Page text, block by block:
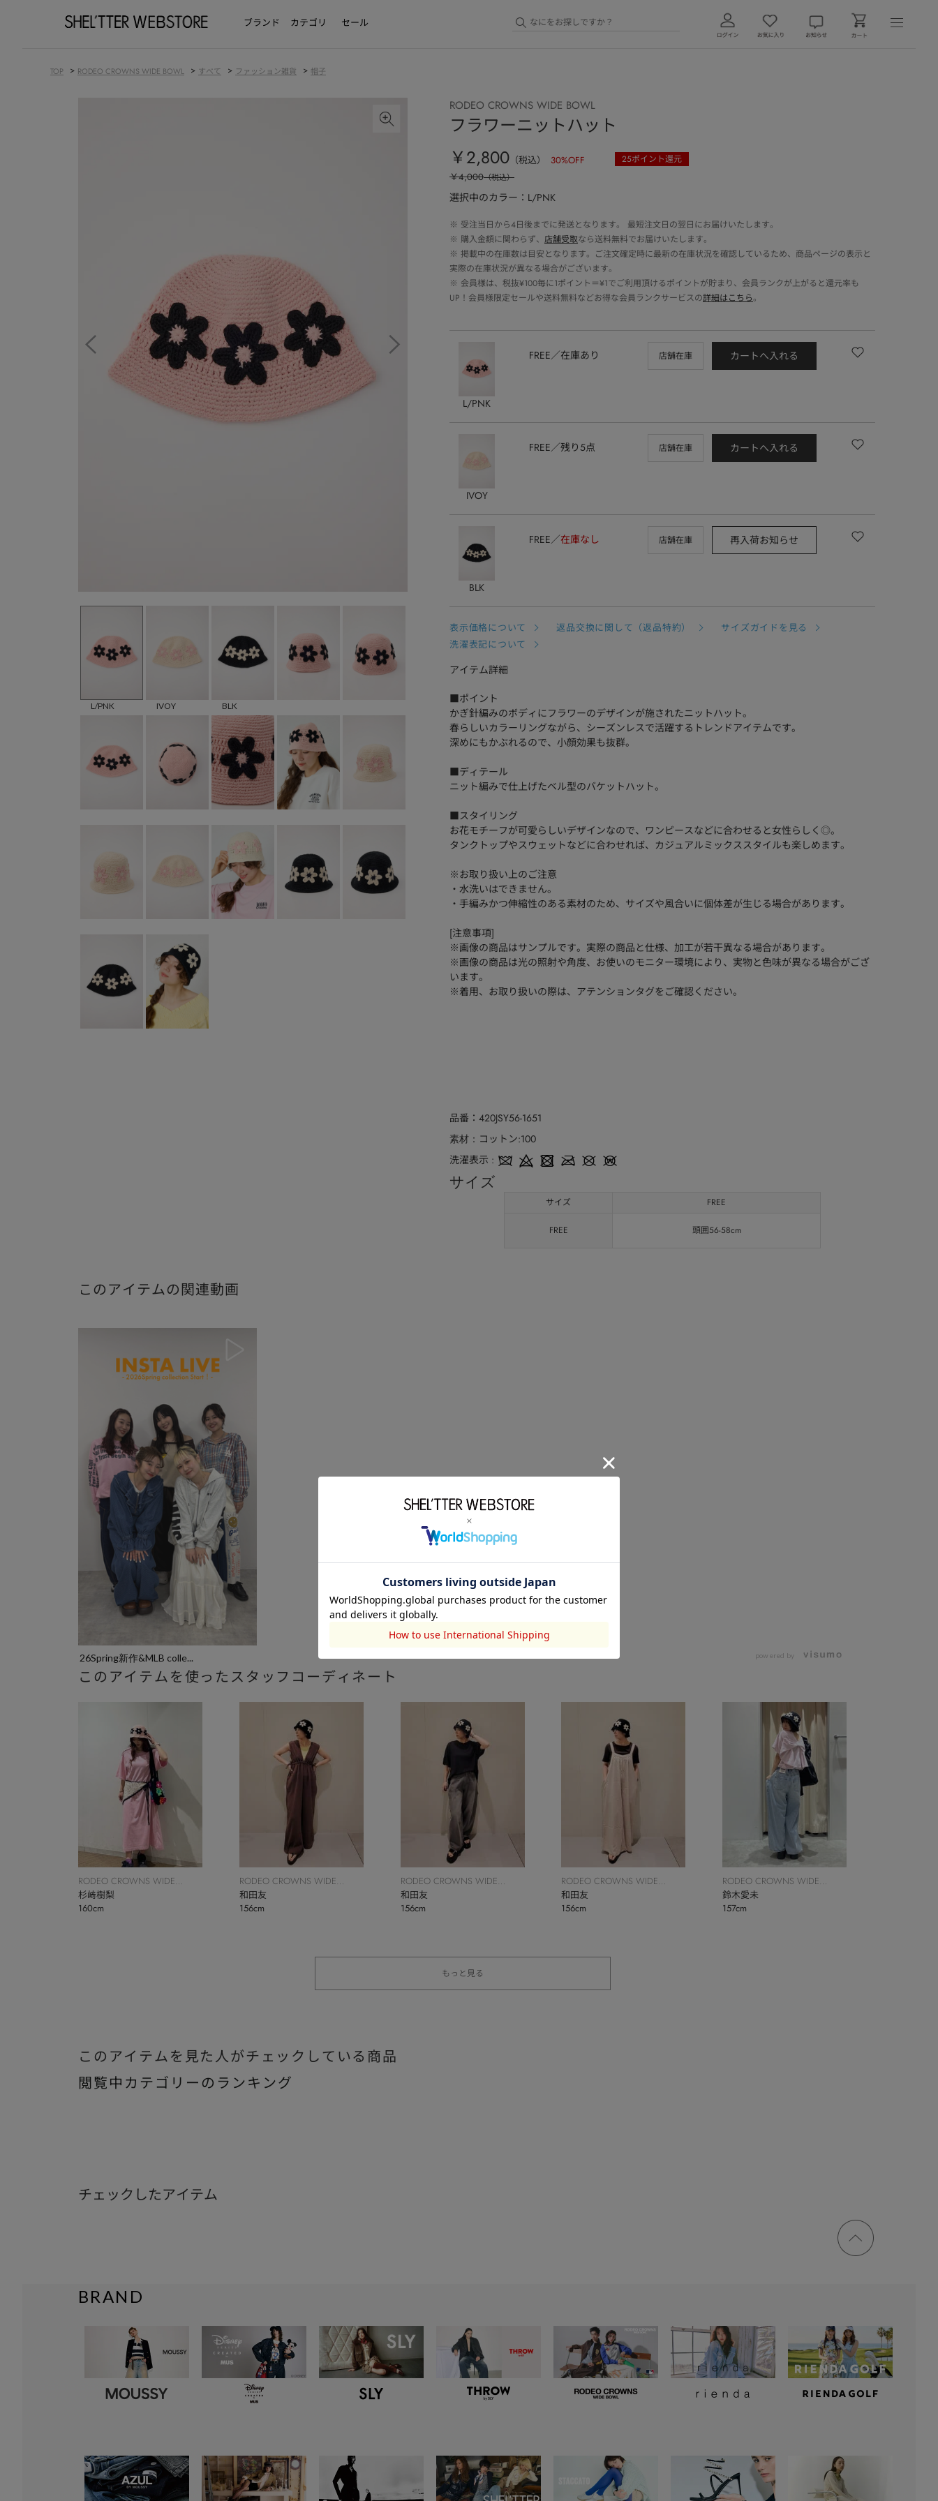
ブランド カテゴリ セール
TOP > RODEO CROWNS WIDE BOWL > すべて > ファッション雑貨 > 帽子
L/PNK IVOY BLK
RODEO CROWNS WIDE BOWL
フラワーニットハット
￥2,800 （税込） 30%OFF 25ポイント還元
￥4,000（税込）
選択中のカラー：L/PNK
※ 受注当日から4日後までに発送となります。 最短注文日の翌日にお届けいたします。
※ 購入金額に関わらず、 店舗受取なら送料無料でお届けいたします。
※ 掲載中の在庫数は目安となります。ご注文確定時に最新の在庫状況を確認しているため、商品ページの表示と
実際の在庫状況が異なる場合がございます。
※ 会員様は、税抜¥100毎に1ポイント＝¥1でご利用頂けるポイントが貯まり、会員ランクが上がると還元率も
UP！会員様限定セールや送料無料などお得な会員ランクサービスの詳細はこちら。
L/PNK
FREE 在庫あり 店舗在庫 カートへ入れる
IVOY
FREE 残り5点 店舗在庫 カートへ入れる
BLK
FREE 在庫なし 店舗在庫 再入荷お知らせ
表示価格について 返品交換に関して（返品特約）
サイズガイドを見る
洗濯表記について
アイテム詳細
■ポイント
かぎ針編みのボディにフラワーのデザインが施されたニットハット。
春らしいカラーリングながら、シーズンレスで活躍するトレンドアイテムです。
深めにもかぶれるので、小顔効果も抜群。
■ディテール
ニット編みで仕上げたベル型のバケットハット。
■スタイリング
お花モチーフが可愛らしいデザインなので、ワンピースなどに合わせると女性らしく◎。
タンクトップやスウェットなどに合わせれば、カジュアルミックススタイルも楽しめます。
※お取り扱い上のご注意
・水洗いはできません。
・手編みかつ伸縮性のある素材のため、サイズや風合いに個体差が生じる場合があります。
[注意事項]
※画像の商品はサンプルです。実際の商品と仕様、加工が若干異なる場合があります。
※画像の商品は光の照射や角度、お使いのモニター環境により、実物と色味が異なる場合がござ
います。
※着用、お取り扱いの際は、アテンションタグをご確認ください。
品番 420JSY56-1651
素材
コットン:100
洗濯表示
サイズ
サイズ FREE
FREE 頭囲56-58cm
このアイテムの関連動画
26Spring新作&MLB colle... powered by
このアイテムを使ったスタッフコーディネート
RODEO CROWNS WIDE
BOWL
杉﨑樹梨
160cm
RODEO CROWNS WIDE
BOWL
和田友
156cm
RODEO CROWNS WIDE
BOWL
和田友
156cm
RODEO CROWNS WIDE
BOWL
和田友
156cm
RODEO CROWNS WIDE
BOWL
鈴木愛未
157cm
もっと見る
このアイテムを見た人がチェックしている商品
閲覧中カテゴリーのランキング
チェックしたアイテム
ページ
トップ
BRAND